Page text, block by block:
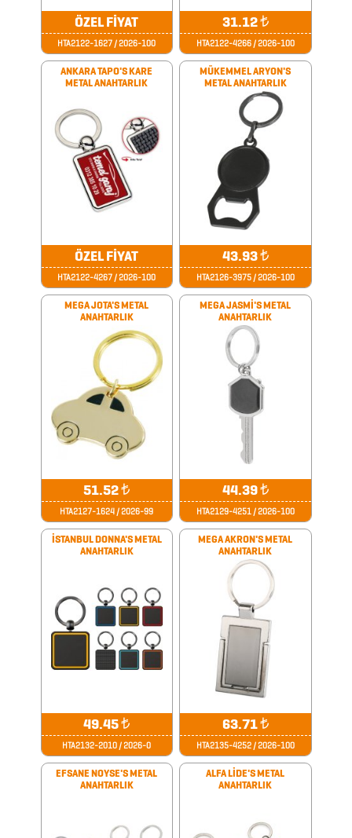
ÜRÜNLERİ
BLOKNOTLAR
ÇAKILAR
ÇANTALAR
DEFTER
TEKNOLOJİK
ÜRÜNLER
DİĞER
PRESS
ÖZEL FİYAT
HTA2122-1627 / 2026-100
31.12₺
HTA2122-4266 / 2026-100
ANKARA TAPO'S KARE
METAL ANAHTARLIK
ÖZEL FİYAT
HTA2122-4267 / 2026-100
MÜKEMMEL ARYON'S
METAL ANAHTARLIK
43.93₺
HTA2126-3975 / 2026-100
MEGA JOTA'S METAL
ANAHTARLIK
51.52₺
HTA2127-1624 / 2026-99
MEGA JASMİ'S METAL
ANAHTARLIK
44.39₺
HTA2129-4251 / 2026-100
İSTANBUL DONNA'S METAL
ANAHTARLIK
49.45₺
HTA2132-2010 / 2026-0
MEGA AKRON'S METAL
ANAHTARLIK
63.71₺
HTA2135-4252 / 2026-100
EFSANE NOYSE'S METAL
ANAHTARLIK
ALFA LİDE'S METAL
ANAHTARLIK